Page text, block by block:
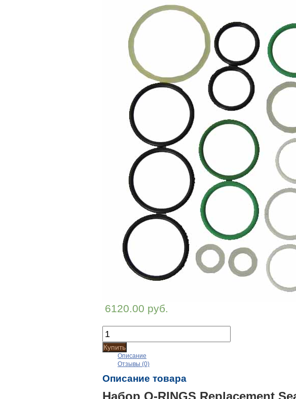
6120.00 руб.
Купить
Описание
Отзывы (0)
Описание товара
Набор O-RINGS Replacement